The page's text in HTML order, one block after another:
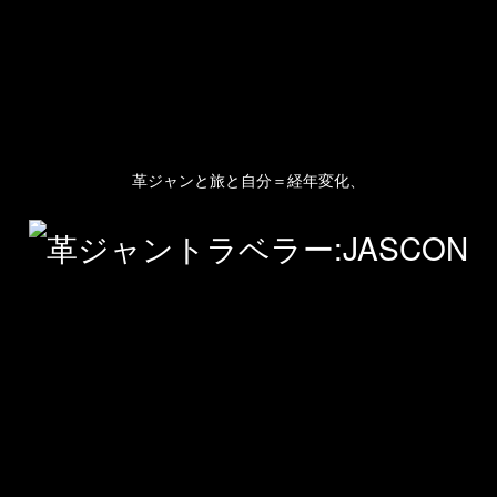
革ジャンと旅と自分＝経年変化、